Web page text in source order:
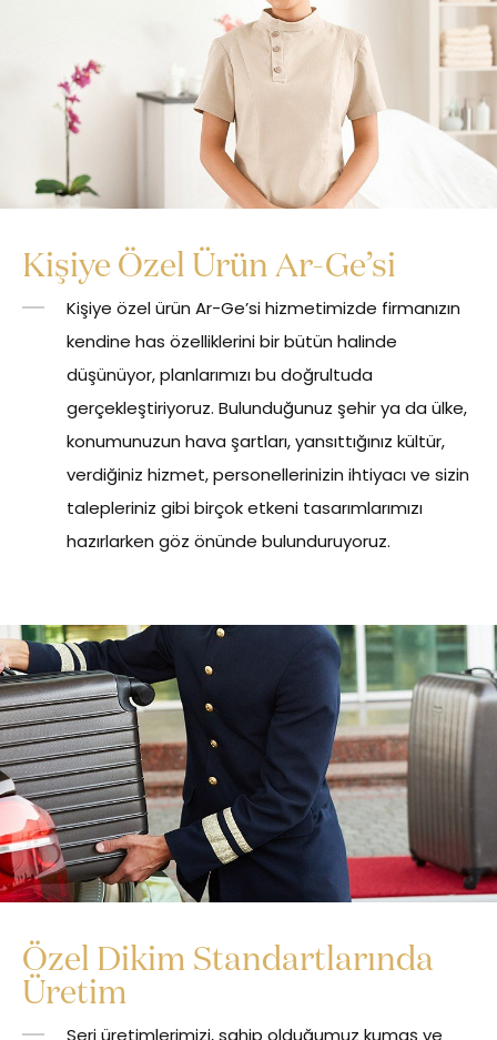
Kişiye Özel Ürün Ar-Ge’si
Kişiye özel ürün Ar-Ge’si hizmetimizde firmanızın
kendine has özelliklerini bir bütün halinde
düşünüyor, planlarımızı bu doğrultuda
gerçekleştiriyoruz. Bulunduğunuz şehir ya da ülke,
konumunuzun hava şartları, yansıttığınız kültür,
verdiğiniz hizmet, personellerinizin ihtiyacı ve sizin
talepleriniz gibi birçok etkeni tasarımlarımızı
hazırlarken göz önünde bulunduruyoruz.
Özel Dikim Standartlarında
Üretim
Seri üretimlerimizi, sahip olduğumuz kumaş ve